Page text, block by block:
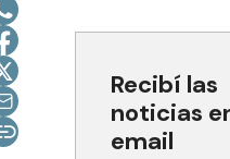
Recibí las
noticias
email